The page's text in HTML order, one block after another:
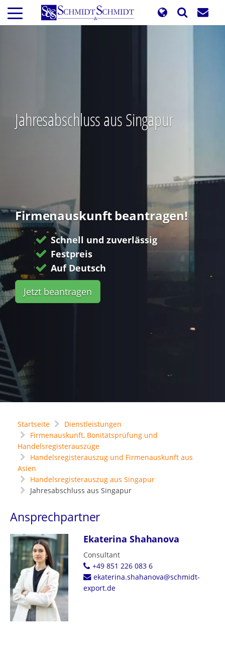
Direkt
zum
Inhalt
Jahresabschluss aus Singapur
Firmenauskunft beantragen!
Schnell und zuverlässig
Festpreis
Auf Deutsch
Jetzt beantragen
Startseite
Dienstleistungen
Firmenauskunft, Bonitätsprüfung und
Handelsregisterauszüge
Handelsregisterauszug und Firmenauskunft aus
Asien
Handelsregisterauszug aus Singapur
Jahresabschluss aus Singapur
Ansprechpartner
Ekaterina Shahanova
Consultant
+49 851 226 083 6
ekaterina.shahanova@schmidt-
export.de